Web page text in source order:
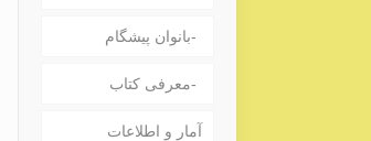
بانوان پیشگام
معرفی کتاب
آمار و اطلاعات